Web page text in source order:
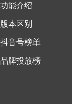
功能介绍
版本区别
抖音号榜单
品牌投放榜